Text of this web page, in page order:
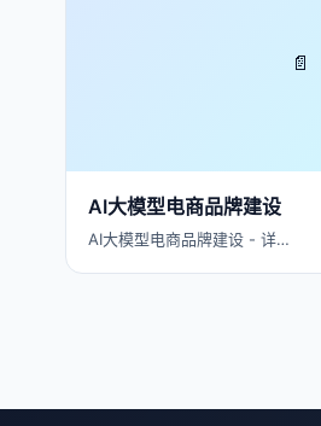
📄
AI大模型电商品牌建设
AI大模型电商品牌建设 - 详…